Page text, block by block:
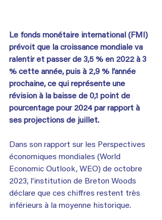
Le fonds monétaire international (FMI)
prévoit que la croissance mondiale va
ralentir et passer de 3,5 % en 2022 à 3
% cette année, puis à 2,9 % l’année
prochaine, ce qui représente une
révision à la baisse de 0,1 point de
pourcentage pour 2024 par rapport à
ses projections de juillet.
Dans son rapport sur les Perspectives
économiques mondiales (World
Economic Outlook, WEO) de octobre
2023, l’institution de Breton Woods
déclare que ces chiffres restent très
inférieurs à la moyenne historique.